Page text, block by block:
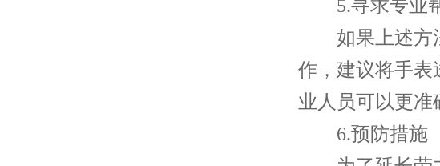
5.寻求专业
如果上述方法
作，建议将手表
业人员可以更准
6.预防措施